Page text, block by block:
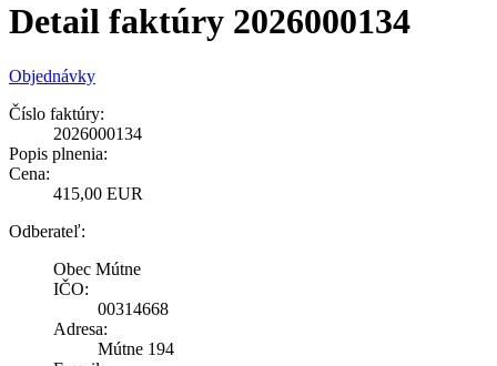
Detail faktúry 2026000134
Objednávky
Číslo faktúry:
2026000134
Popis plnenia:
Cena:
415,00 EUR
Odberateľ:
Obec Mútne
IČO:
00314668
Adresa:
Mútne 194